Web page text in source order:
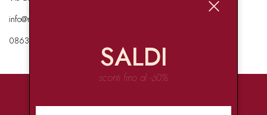
info@marynda.com
08631871946
SALDI
sconti fino al -60%